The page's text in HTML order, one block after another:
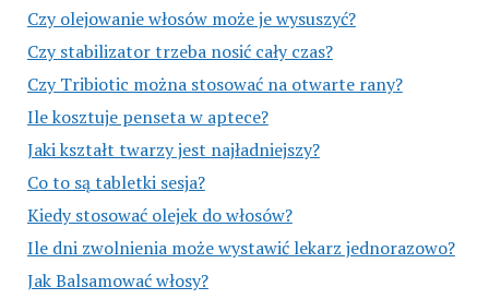
Czy olejowanie włosów może je wysuszyć?
Czy stabilizator trzeba nosić cały czas?
Czy Tribiotic można stosować na otwarte rany?
Ile kosztuje penseta w aptece?
Jaki kształt twarzy jest najładniejszy?
Co to są tabletki sesja?
Kiedy stosować olejek do włosów?
Ile dni zwolnienia może wystawić lekarz jednorazowo?
Jak Balsamować włosy?